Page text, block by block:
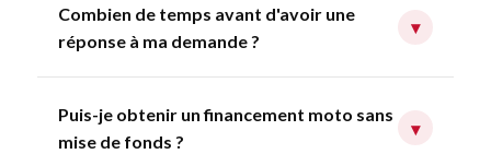
Combien de temps avant d'avoir une
réponse à ma demande ?
▾
Puis-je obtenir un financement moto sans
mise de fonds ?
▾